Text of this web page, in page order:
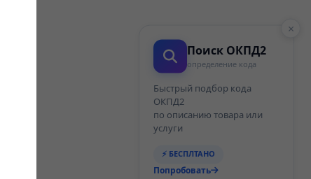
×
Поиск ОКПД2
определение кода
Быстрый подбор кода
ОКПД2
по описанию товара или
услуги
⚡ БЕСПЛТАНО
Попробовать